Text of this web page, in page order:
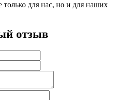
для нас, но и для наших
отзыв